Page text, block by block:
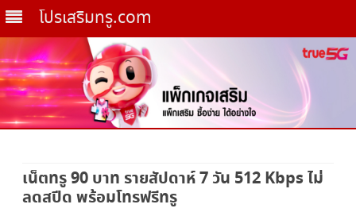
โปรเสริมทรู.com
content
เน็ตทรู 90 บาท รายสัปดาห์ 7 วัน 512 Kbps ไม่
ลดสปีด พร้อมโทรฟรีทรู